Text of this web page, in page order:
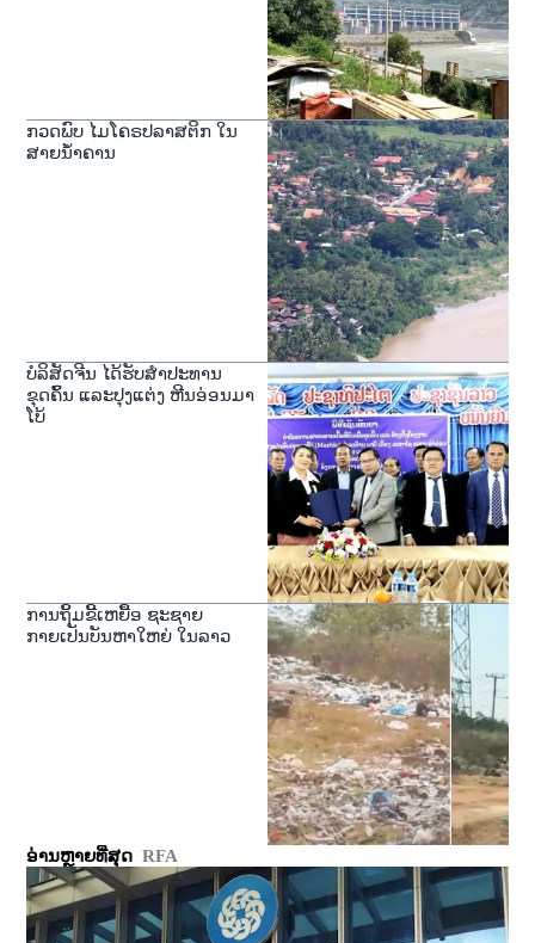
ກວດພົບ ໄມໂຄຣປລາສຕິກ ໃນ
ສາຍນ້ຳຄານ
ບໍລິສັດຈີນ ໄດ້ຮັບສໍາປະທານ
ຂຸດຄົ້ນ ແລະປຸງແຕ່ງ ຫີນອ່ອນມາ
ໂບ້
ການຖິ້ມຂີ້ເຫຍື້ອ ຊະຊາຍ
ກາຍເປັນບັນຫາໃຫຍ່ ໃນລາວ
ອ່ານຫຼາຍທີ່ສຸດ RFA